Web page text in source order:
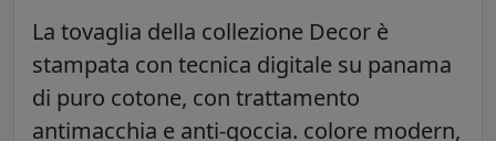
La tovaglia della collezione Decor è
stampata con tecnica digitale su panama
di puro cotone, con trattamento
antimacchia e anti-goccia. colore modern,